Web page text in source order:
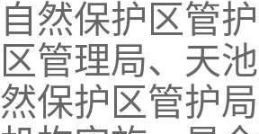
自然保护区管
区管理局、天
然保护区管护